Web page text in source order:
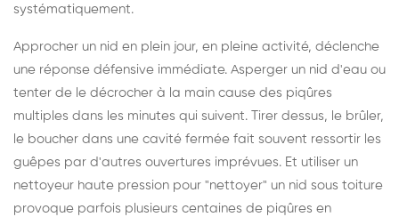
systématiquement.
Approcher un nid en plein jour, en pleine activité, déclenche
une réponse défensive immédiate. Asperger un nid d'eau ou
tenter de le décrocher à la main cause des piqûres
multiples dans les minutes qui suivent. Tirer dessus, le brûler,
le boucher dans une cavité fermée fait souvent ressortir les
guêpes par d'autres ouvertures imprévues. Et utiliser un
nettoyeur haute pression pour "nettoyer" un nid sous toiture
provoque parfois plusieurs centaines de piqûres en